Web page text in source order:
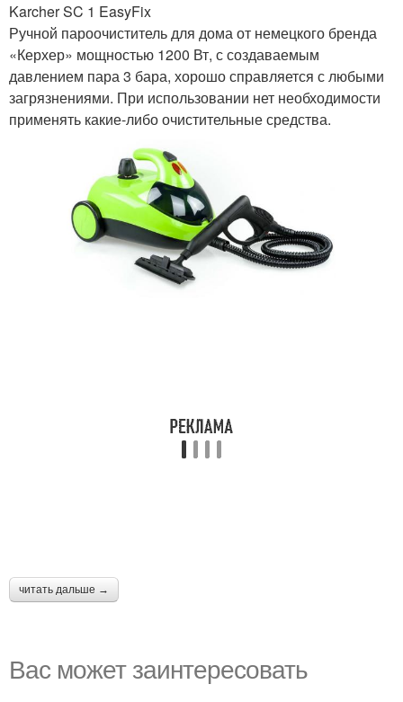
Karcher SC 1 EasyFix
Ручной пароочиститель для дома от немецкого бренда
«Керхер» мощностью 1200 Вт, с создаваемым
давлением пара 3 бара, хорошо справляется с любыми
загрязнениями. При использовании нет необходимости
применять какие-либо очистительные средства.
читать дальше →
Вас может заинтересовать